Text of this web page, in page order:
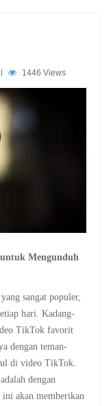
1446 Views
Mengunduh
sangat populer,
hari. Kadang-
TikTok favorit
dengan teman-
di video TikTok.
dengan
ini akan memberikan